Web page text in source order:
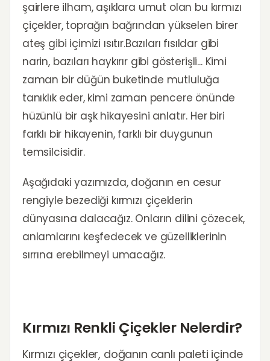
şairlere ilham, aşıklara umut olan bu kırmızı
çiçekler, toprağın bağrından yükselen birer
ateş gibi içimizi ısıtır.Bazıları fısıldar gibi
narin, bazıları haykırır gibi gösterişli... Kimi
zaman bir düğün buketinde mutluluğa
tanıklık eder, kimi zaman pencere önünde
hüzünlü bir aşk hikayesini anlatır. Her biri
farklı bir hikayenin, farklı bir duygunun
temsilcisidir.
Aşağıdaki yazımızda, doğanın en cesur
rengiyle bezediği kırmızı çiçeklerin
dünyasına dalacağız. Onların dilini çözecek,
anlamlarını keşfedecek ve güzelliklerinin
sırrına erebilmeyi umacağız.
Kırmızı Renkli Çiçekler Nelerdir?
Kırmızı çiçekler, doğanın canlı paleti içinde